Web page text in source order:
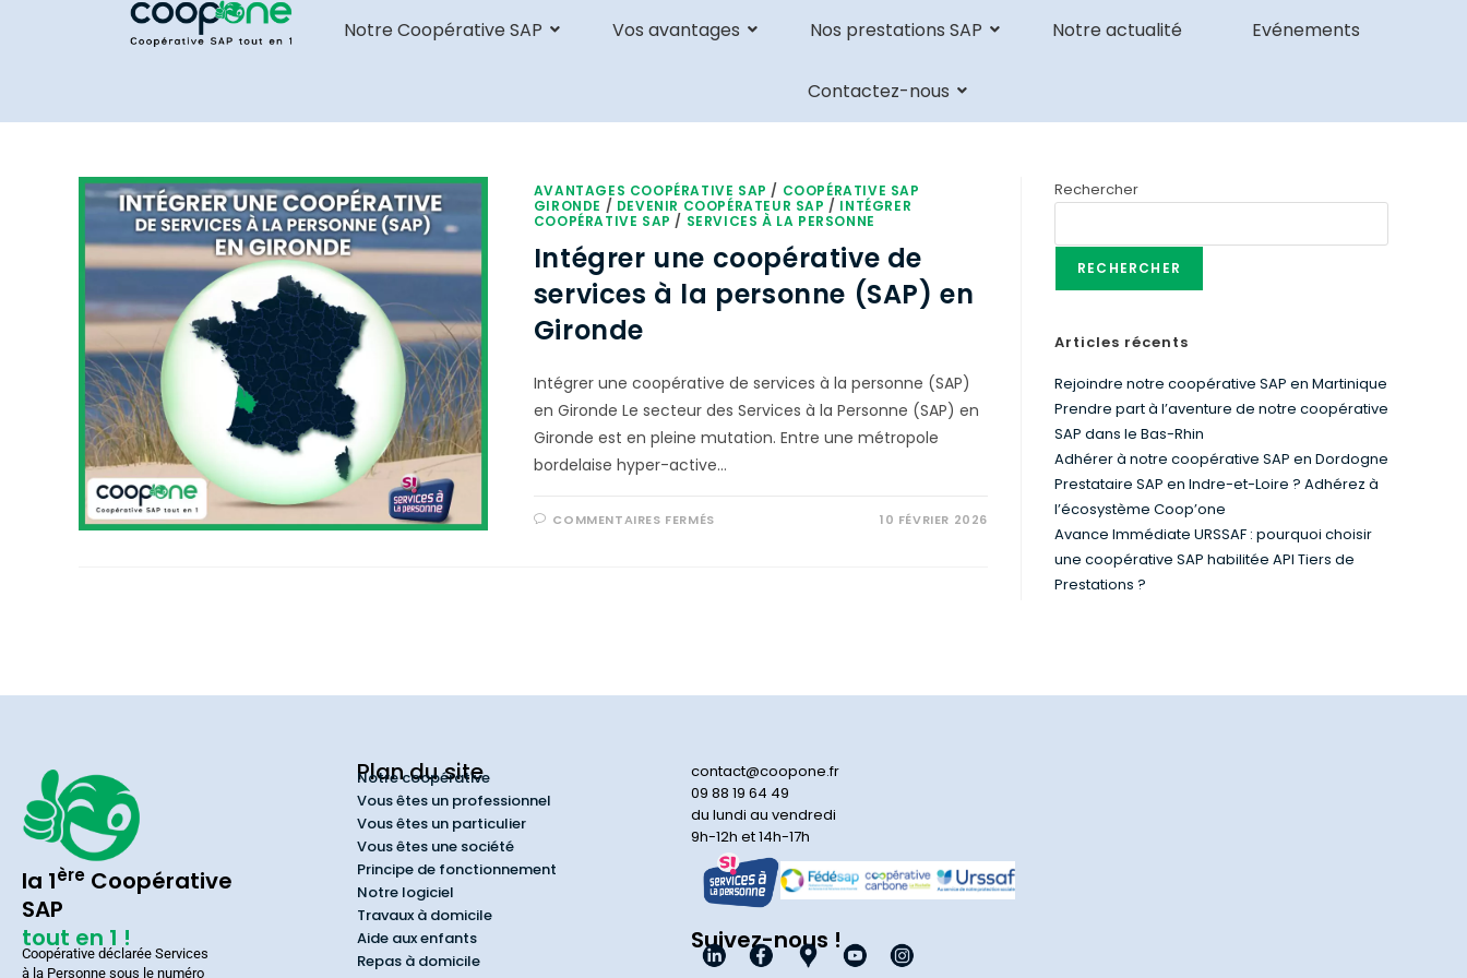
Notre Coopérative SAP Vos avantages Nos prestations SAP Notre actualité Evénements
Contactez-nous
AVANTAGES COOPÉRATIVE SAP / COOPÉRATIVE SAP
GIRONDE / DEVENIR COOPÉRATEUR SAP / INTÉGRER
COOPÉRATIVE SAP / SERVICES À LA PERSONNE
Intégrer une coopérative de
services à la personne (SAP) en
Gironde
Intégrer une coopérative de services à la personne (SAP)
en Gironde Le secteur des Services à la Personne (SAP) en
Gironde est en pleine mutation. Entre une métropole
bordelaise hyper-active…
COMMENTAIRES FERMÉS 10 FÉVRIER 2026
Rechercher
RECHERCHER
Articles récents
Rejoindre notre coopérative SAP en Martinique
Prendre part à l’aventure de notre coopérative
SAP dans le Bas-Rhin
Adhérer à notre coopérative SAP en Dordogne
Prestataire SAP en Indre-et-Loire ? Adhérez à
l’écosystème Coop’one
Avance Immédiate URSSAF : pourquoi choisir
une coopérative SAP habilitée API Tiers de
Prestations ?
la 1ère Coopérative
SAP
tout en 1 !
Coopérative déclarée Services
à la Personne sous le numéro
Plan du site
Notre coopérative
Vous êtes un professionnel
Vous êtes un particulier
Vous êtes une société
Principe de fonctionnement
Notre logiciel
Travaux à domicile
Aide aux enfants
Repas à domicile
contact@coopone.fr
09 88 19 64 49
du lundi au vendredi
9h-12h et 14h-17h
Suivez-nous !